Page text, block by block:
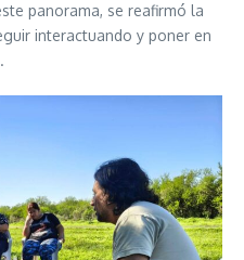
panorama, se reafirmó la
interactuando y poner en